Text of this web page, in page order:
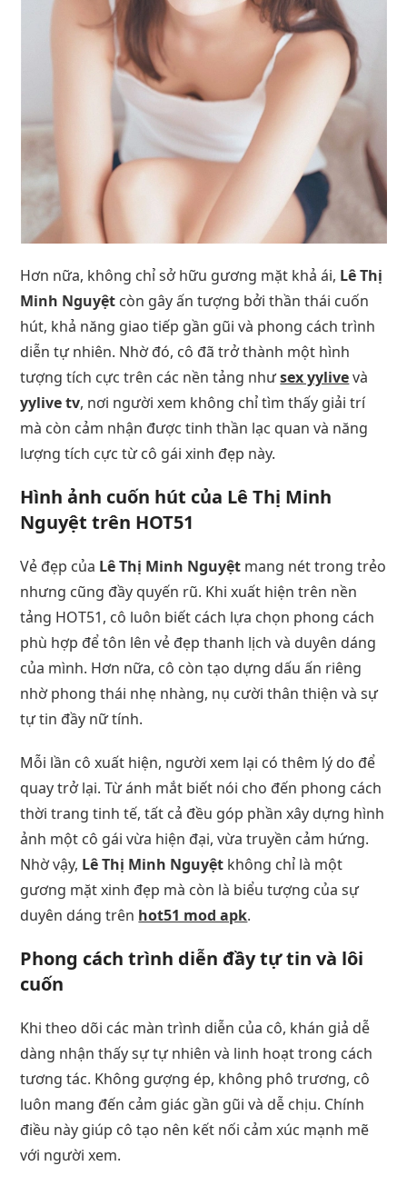
Hơn nữa, không chỉ sở hữu gương mặt khả ái, Lê Thị
Minh Nguyệt còn gây ấn tượng bởi thần thái cuốn
hút, khả năng giao tiếp gần gũi và phong cách trình
diễn tự nhiên. Nhờ đó, cô đã trở thành một hình
tượng tích cực trên các nền tảng nhưsex yylivevà
yylive tv, nơi người xem không chỉ tìm thấy giải trí
mà còn cảm nhận được tinh thần lạc quan và năng
lượng tích cực từ cô gái xinh đẹp này.
Hình ảnh cuốn hút của Lê Thị Minh
Nguyệt trên HOT51
Vẻ đẹp của Lê Thị Minh Nguyệt mang nét trong trẻo
nhưng cũng đầy quyến rũ. Khi xuất hiện trên nền
tảng HOT51, cô luôn biết cách lựa chọn phong cách
phù hợp để tôn lên vẻ đẹp thanh lịch và duyên dáng
của mình. Hơn nữa, cô còn tạo dựng dấu ấn riêng
nhờ phong thái nhẹ nhàng, nụ cười thân thiện và sự
tự tin đầy nữ tính.
Mỗi lần cô xuất hiện, người xem lại có thêm lý do để
quay trở lại. Từ ánh mắt biết nói cho đến phong cách
thời trang tinh tế, tất cả đều góp phần xây dựng hình
ảnh một cô gái vừa hiện đại, vừa truyền cảm hứng.
Nhờ vậy, Lê Thị Minh Nguyệt không chỉ là một
gương mặt xinh đẹp mà còn là biểu tượng của sự
duyên dáng trên hot51 mod apk.
Phong cách trình diễn đầy tự tin và lôi
cuốn
Khi theo dõi các màn trình diễn của cô, khán giả dễ
dàng nhận thấy sự tự nhiên và linh hoạt trong cách
tương tác. Không gượng ép, không phô trương, cô
luôn mang đến cảm giác gần gũi và dễ chịu. Chính
điều này giúp cô tạo nên kết nối cảm xúc mạnh mẽ
với người xem.